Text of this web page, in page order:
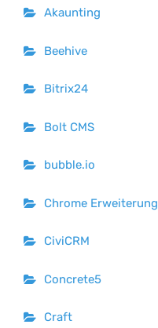
Akaunting
Beehive
Bitrix24
Bolt CMS
bubble.io
Chrome Erweiterung
CiviCRM
Concrete5
Craft